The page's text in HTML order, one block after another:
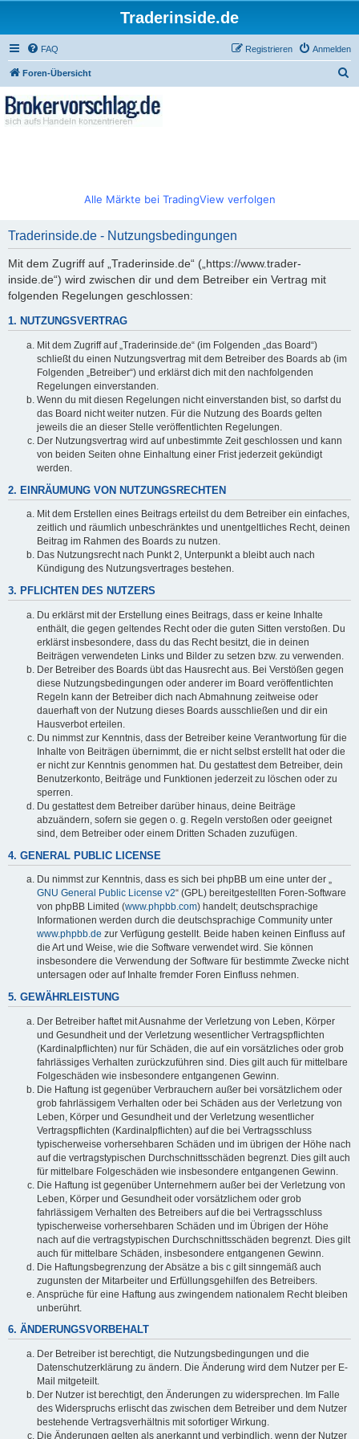
Traderinside.de
FAQ Anmelden
Registrieren
Foren-Übersicht
Alle Märkte bei TradingView verfolgen
Traderinside.de - Nutzungsbedingungen
Mit dem Zugriff auf „Traderinside.de“ („https://www.trader-
inside.de“) wird zwischen dir und dem Betreiber ein Vertrag mit
folgenden Regelungen geschlossen:
1. NUTZUNGSVERTRAG
Mit dem Zugriff auf „Traderinside.de“ (im Folgenden „das Board“)
schließt du einen Nutzungsvertrag mit dem Betreiber des Boards ab (im
Folgenden „Betreiber“) und erklärst dich mit den nachfolgenden
Regelungen einverstanden.
Wenn du mit diesen Regelungen nicht einverstanden bist, so darfst du
das Board nicht weiter nutzen. Für die Nutzung des Boards gelten
jeweils die an dieser Stelle veröffentlichten Regelungen.
Der Nutzungsvertrag wird auf unbestimmte Zeit geschlossen und kann
von beiden Seiten ohne Einhaltung einer Frist jederzeit gekündigt
werden.
2. EINRÄUMUNG VON NUTZUNGSRECHTEN
Mit dem Erstellen eines Beitrags erteilst du dem Betreiber ein einfaches,
zeitlich und räumlich unbeschränktes und unentgeltliches Recht, deinen
Beitrag im Rahmen des Boards zu nutzen.
Das Nutzungsrecht nach Punkt 2, Unterpunkt a bleibt auch nach
Kündigung des Nutzungsvertrages bestehen.
3. PFLICHTEN DES NUTZERS
Du erklärst mit der Erstellung eines Beitrags, dass er keine Inhalte
enthält, die gegen geltendes Recht oder die guten Sitten verstoßen. Du
erklärst insbesondere, dass du das Recht besitzt, die in deinen
Beiträgen verwendeten Links und Bilder zu setzen bzw. zu verwenden.
Der Betreiber des Boards übt das Hausrecht aus. Bei Verstößen gegen
diese Nutzungsbedingungen oder anderer im Board veröffentlichten
Regeln kann der Betreiber dich nach Abmahnung zeitweise oder
dauerhaft von der Nutzung dieses Boards ausschließen und dir ein
Hausverbot erteilen.
Du nimmst zur Kenntnis, dass der Betreiber keine Verantwortung für die
Inhalte von Beiträgen übernimmt, die er nicht selbst erstellt hat oder die
er nicht zur Kenntnis genommen hat. Du gestattest dem Betreiber, dein
Benutzerkonto, Beiträge und Funktionen jederzeit zu löschen oder zu
sperren.
Du gestattest dem Betreiber darüber hinaus, deine Beiträge
abzuändern, sofern sie gegen o. g. Regeln verstoßen oder geeignet
sind, dem Betreiber oder einem Dritten Schaden zuzufügen.
4. GENERAL PUBLIC LICENSE
Du nimmst zur Kenntnis, dass es sich bei phpBB um eine unter der „
GNU General Public License v2“ (GPL) bereitgestellten Foren-Software
von phpBB Limited (www.phpbb.com) handelt; deutschsprachige
Informationen werden durch die deutschsprachige Community unter
www.phpbb.de zur Verfügung gestellt. Beide haben keinen Einfluss auf
die Art und Weise, wie die Software verwendet wird. Sie können
insbesondere die Verwendung der Software für bestimmte Zwecke nicht
untersagen oder auf Inhalte fremder Foren Einfluss nehmen.
5. GEWÄHRLEISTUNG
Der Betreiber haftet mit Ausnahme der Verletzung von Leben, Körper
und Gesundheit und der Verletzung wesentlicher Vertragspflichten
(Kardinalpflichten) nur für Schäden, die auf ein vorsätzliches oder grob
fahrlässiges Verhalten zurückzuführen sind. Dies gilt auch für mittelbare
Folgeschäden wie insbesondere entgangenen Gewinn.
Die Haftung ist gegenüber Verbrauchern außer bei vorsätzlichem oder
grob fahrlässigem Verhalten oder bei Schäden aus der Verletzung von
Leben, Körper und Gesundheit und der Verletzung wesentlicher
Vertragspflichten (Kardinalpflichten) auf die bei Vertragsschluss
typischerweise vorhersehbaren Schäden und im übrigen der Höhe nach
auf die vertragstypischen Durchschnittsschäden begrenzt. Dies gilt auch
für mittelbare Folgeschäden wie insbesondere entgangenen Gewinn.
Die Haftung ist gegenüber Unternehmern außer bei der Verletzung von
Leben, Körper und Gesundheit oder vorsätzlichem oder grob
fahrlässigem Verhalten des Betreibers auf die bei Vertragsschluss
typischerweise vorhersehbaren Schäden und im Übrigen der Höhe
nach auf die vertragstypischen Durchschnittsschäden begrenzt. Dies gilt
auch für mittelbare Schäden, insbesondere entgangenen Gewinn.
Die Haftungsbegrenzung der Absätze a bis c gilt sinngemäß auch
zugunsten der Mitarbeiter und Erfüllungsgehilfen des Betreibers.
Ansprüche für eine Haftung aus zwingendem nationalem Recht bleiben
unberührt.
6. ÄNDERUNGSVORBEHALT
Der Betreiber ist berechtigt, die Nutzungsbedingungen und die
Datenschutzerklärung zu ändern. Die Änderung wird dem Nutzer per E-
Mail mitgeteilt.
Der Nutzer ist berechtigt, den Änderungen zu widersprechen. Im Falle
des Widerspruchs erlischt das zwischen dem Betreiber und dem Nutzer
bestehende Vertragsverhältnis mit sofortiger Wirkung.
Die Änderungen gelten als anerkannt und verbindlich, wenn der Nutzer